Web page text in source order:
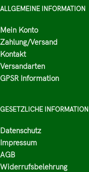
ALLGEMEINE INFORMATION
Mein Konto
Zahlung/Versand
Kontakt
Versandarten
GPSR Information
GESETZLICHE INFORMATION
Datenschutz
Impressum
AGB
Widerrufsbelehrung